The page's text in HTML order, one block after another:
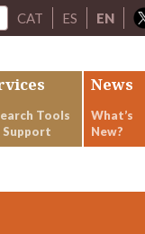
CAT ES EN
Tools
Support
News
What’s
New?